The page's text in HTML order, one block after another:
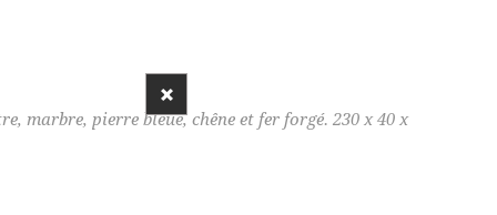
marbre, pierre bleue, chêne et fer forgé. 230 x 40 x